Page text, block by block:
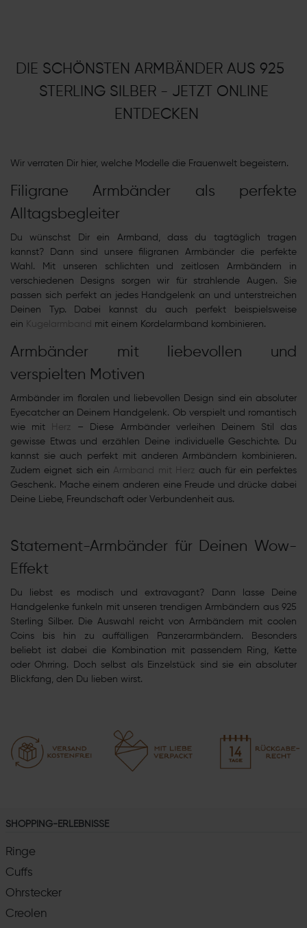
DIE SCHÖNSTEN ARMBÄNDER AUS 925
STERLING SILBER - JETZT ONLINE
ENTDECKEN
Wir verraten Dir hier, welche Modelle die Frauenwelt begeistern.
Filigrane Armbänder als perfekte
Alltagsbegleiter
Du wünschst Dir ein Armband, dass du tagtäglich tragen
kannst? Dann sind unsere filigranen Armbänder die perfekte
Wahl. Mit unseren schlichten und zeitlosen Armbändern in
verschiedenen Designs sorgen wir für strahlende Augen. Sie
passen sich perfekt an jedes Handgelenk an und unterstreichen
Deinen Typ. Dabei kannst du auch perfekt beispielsweise
ein
Kugelarmband mit einem Kordelarmband kombinieren.
Armbänder mit liebevollen und
verspielten Motiven
Armbänder im floralen und liebevollen Design sind ein absoluter
Eyecatcher an Deinem Handgelenk. Ob verspielt und romantisch
wie mit
Herz – Diese Armbänder verleihen Deinem Stil das
gewisse Etwas und erzählen Deine individuelle Geschichte. Du
kannst sie auch perfekt mit anderen Armbändern kombinieren.
Zudem eignet sich ein Armband mit Herz auch für ein perfektes
Geschenk. Mache einem anderen eine Freude und drücke dabei
Deine Liebe, Freundschaft oder Verbundenheit aus.
Statement-Armbänder für Deinen Wow-
Effekt
Du liebst es modisch und extravagant? Dann lasse Deine
Handgelenke funkeln mit unseren trendigen Armbändern aus 925
Sterling Silber. Die Auswahl reicht von Armbändern mit coolen
Coins bis hin zu auffälligen Panzerarmbändern. Besonders
beliebt ist dabei die Kombination mit passendem Ring, Kette
oder Ohrring. Doch selbst als Einzelstück sind sie ein absoluter
Blickfang, den Du lieben wirst.
SHOPPING-ERLEBNISSE
Ringe
Cuffs
Ohrstecker
Creolen